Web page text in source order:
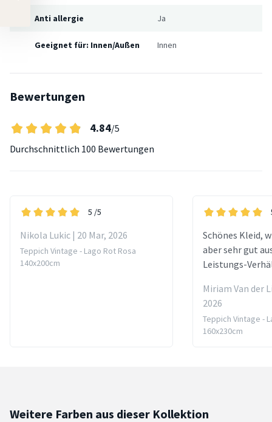
Anti allergie Ja
Geeignet für: Innen/Außen Innen
Bewertungen
4.84/5
Durchschnittlich 100 Bewertungen
5 /5
Nikola Lukic | 20 Mar, 2026
Teppich Vintage - Lago Rot Rosa
140x200cm
Schönes Kleid,
aber sehr gut
Leistungs-
Miriam Van der
2026
Teppich Vintage -
160x230cm
Weitere Farben aus dieser Kollektion